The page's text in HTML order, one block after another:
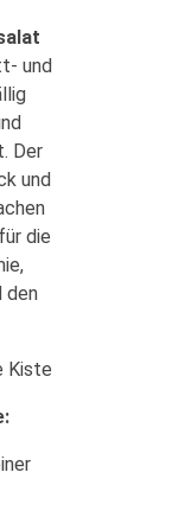
und
Der
und
die
den
Kiste